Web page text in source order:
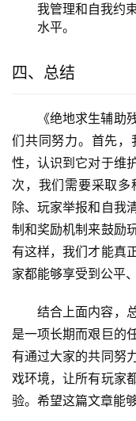
我管理和自我约
水平。
四、总结
《绝地求生辅助
们共同努力。首先
性，认识到它对于维
次，我们需要采取
除、玩家举报和自我
制和奖励机制来鼓励
有这样，我们才能真
家都能够享受到公平
结合上面内容，
是一项长期而艰巨的
有通过大家的共同努
戏环境，让所有玩家
验。希望这篇文章能